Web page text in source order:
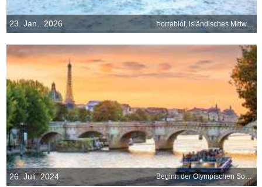
23. Jan.. 2026 Þorrablót, isländisches Mittwinterfest
26. Juli. 2024 Beginn der Olympischen Sommerspiele in Paris, Frankreich